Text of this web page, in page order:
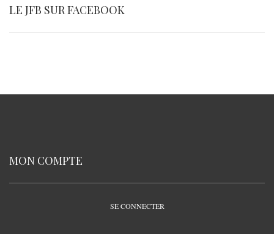
LE JFB SUR FACEBOOK
MON COMPTE
SE CONNECTER